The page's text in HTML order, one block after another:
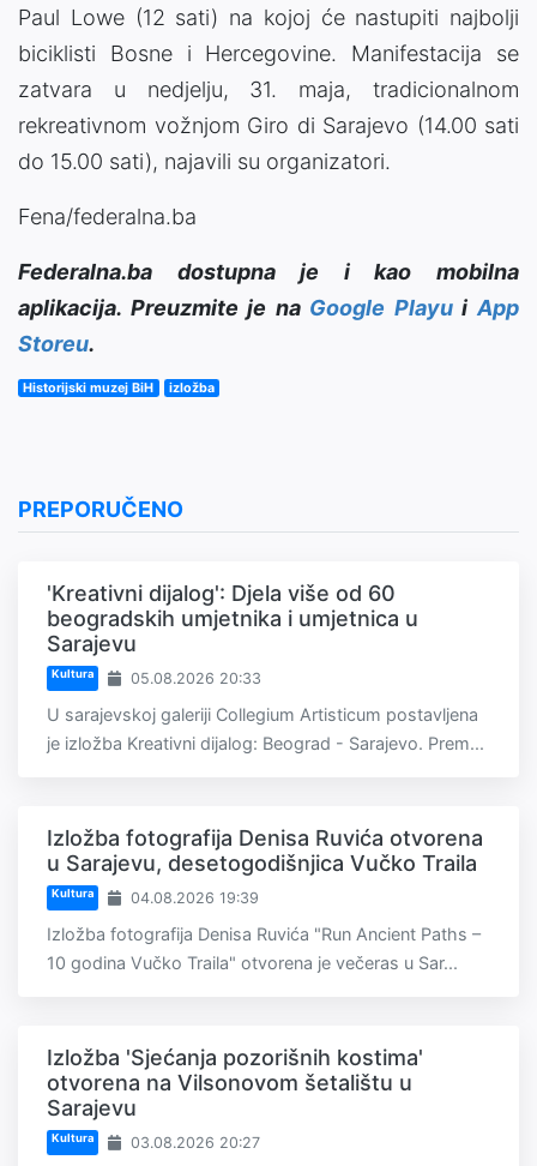
Paul Lowe (12 sati) na kojoj će nastupiti najbolji
biciklisti Bosne i Hercegovine. Manifestacija se
zatvara u nedjelju, 31. maja, tradicionalnom
rekreativnom vožnjom Giro di Sarajevo (14.00 sati
do 15.00 sati), najavili su organizatori.
Fena/federalna.ba
Federalna.ba dostupna je i kao mobilna
aplikacija. Preuzmite je na Google PlayuiApp
Storeu.
Historijski muzej BiH izložba
PREPORUČENO
'Kreativni dijalog': Djela više od 60
beogradskih umjetnika i umjetnica u
Sarajevu
Kultura 05.08.2026 20:33
U sarajevskoj galeriji Collegium Artisticum postavljena
je izložba Kreativni dijalog: Beograd - Sarajevo. Prem...
Izložba fotografija Denisa Ruvića otvorena
u Sarajevu, desetogodišnjica Vučko Traila
Kultura 04.08.2026 19:39
Izložba fotografija Denisa Ruvića "Run Ancient Paths –
10 godina Vučko Traila" otvorena je večeras u Sar...
Izložba 'Sjećanja pozorišnih kostima'
otvorena na Vilsonovom šetalištu u
Sarajevu
Kultura 03.08.2026 20:27